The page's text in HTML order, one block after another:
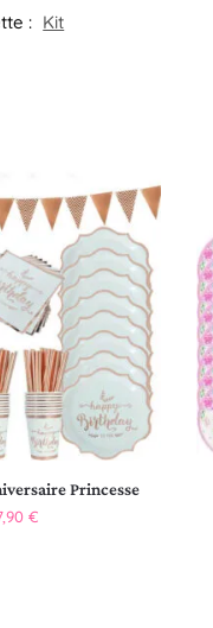
: Kit
Princesse
€